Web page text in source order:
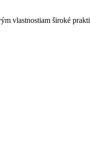
vlastnostiam široké